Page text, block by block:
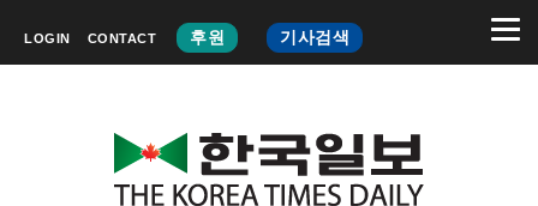
LOGIN CONTACT 후원 기사검색